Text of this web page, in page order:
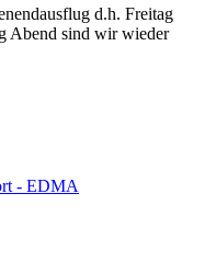
d.h. Freitag
Abend sind wir wieder
- EDMA